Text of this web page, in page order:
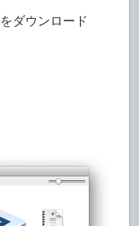
をダウンロード